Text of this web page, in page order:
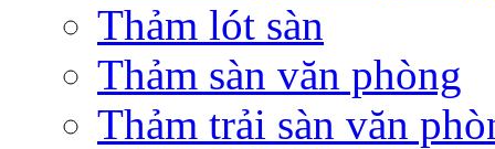
Thảm lót sàn
Thảm sàn văn phòng
Thảm trải sàn văn